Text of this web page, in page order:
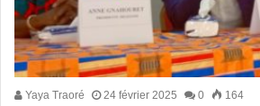
Yaya Traoré 24 février 2025 0 164